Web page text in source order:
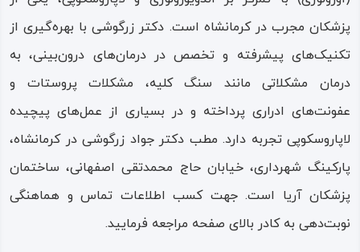
پزشکان مجرب در کرمانشاه است. دکتر زرگوشی با بهره‌گیری از
تکنیک‌های پیشرفته و تخصص در درمان‌های درون‌بینی، به
درمان مشکلاتی مانند سنگ کلیه، مشکلات پروستات و
عفونت‌های ادراری پرداخته و در بسیاری از عمل‌های پیچیده
لاپاروسکوپی تجربه دارد. مطب دکتر جواد زرگوشی در کرمانشاه،
پارکینگ شهرداری، خیابان حاج محمدتقی اصفهانی، ساختمان
پزشکان آریا است. جهت کسب اطلاعات تماس و هماهنگی
نوبت‌دهی به کادر بالای صفحه مراجعه فرمایید.